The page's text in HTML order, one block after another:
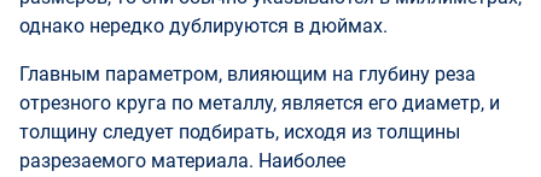
однако нередко дублируются в дюймах.
Главным параметром, влияющим на глубину реза
отрезного круга по металлу, является его диаметр, и
толщину следует подбирать, исходя из толщины
разрезаемого материала. Наиболее